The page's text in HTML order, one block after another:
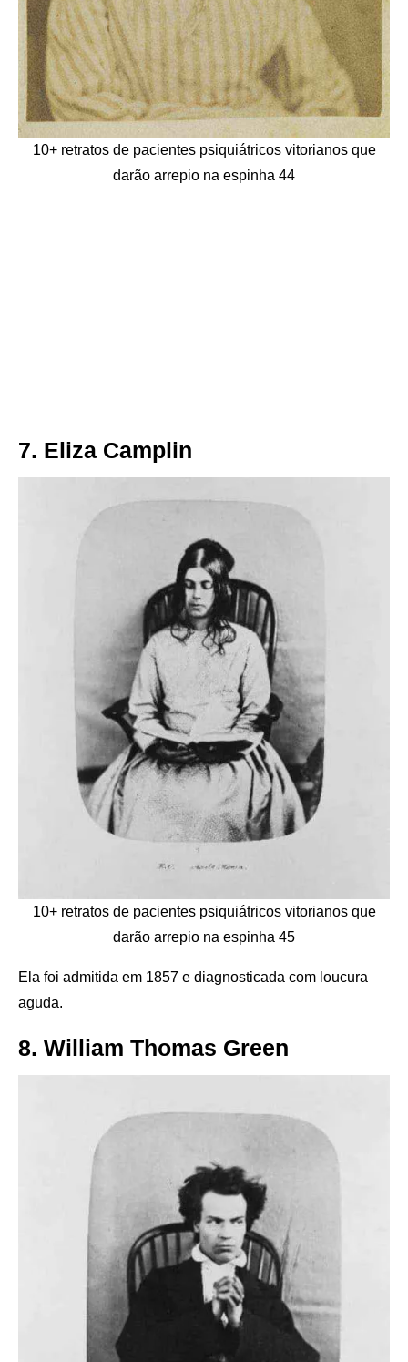
10+ retratos de pacientes psiquiátricos vitorianos que
darão arrepio na espinha 44
7. Eliza Camplin
10+ retratos de pacientes psiquiátricos vitorianos que
darão arrepio na espinha 45
Ela foi admitida em 1857 e diagnosticada com loucura
aguda.
8. William Thomas Green